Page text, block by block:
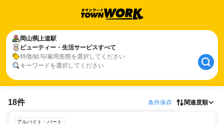
岡山県上道駅
ビューティー・生活サービスすべて
特徴/給与/雇用形態を選択してください
キーワードを選択してください
18件 条件保存 関連度順
アルバイト・パート